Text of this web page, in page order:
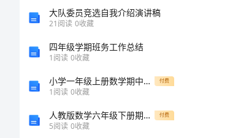
大队委员竞选自我介绍演讲稿
21阅读 0收藏
四年级学期班务工作总结
1阅读 0收藏
小学一年级上册数学期中试卷-最新人教版 付费
1阅读 0收藏
人教版数学六年级下册期末易错点真题检测卷加答案（研优卷） 付费
5阅读 0收藏